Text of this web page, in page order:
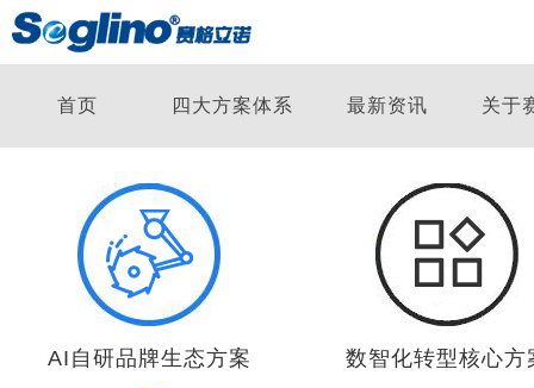
首页 四大方案体系 最新资讯 关于
AI自研品牌生态方案 数智化转型核心方